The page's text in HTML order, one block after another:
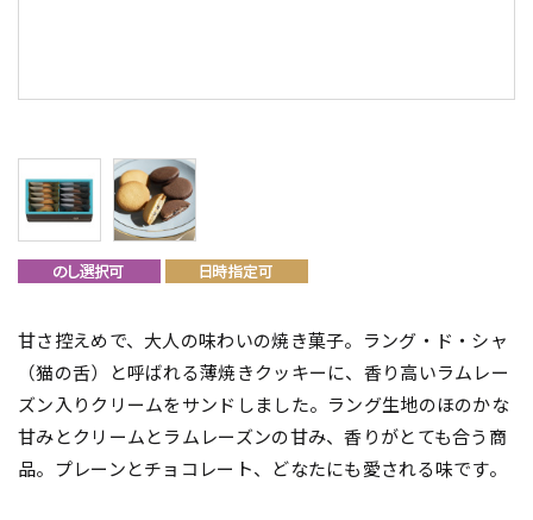
甘さ控えめで、大人の味わいの焼き菓子。ラング・ド・シャ
（猫の舌）と呼ばれる薄焼きクッキーに、香り高いラムレー
ズン入りクリームをサンドしました。ラング生地のほのかな
甘みとクリームとラムレーズンの甘み、香りがとても合う商
品。プレーンとチョコレート、どなたにも愛される味です。